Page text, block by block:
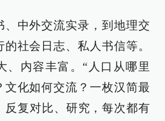
、中外交流实录，到地理交
社会日志、私人书信等。
、内容丰富。“人口从哪里
文化如何交流？一枚汉简最
反复对比、研究，每次都有